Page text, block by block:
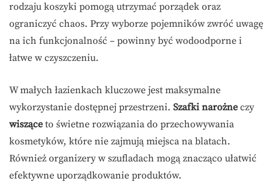
rodzaju koszyki pomogą utrzymać porządek oraz
ograniczyć chaos. Przy wyborze pojemników zwróć uwagę
na ich funkcjonalność – powinny być wodoodporne i
łatwe w czyszczeniu.
W małych łazienkach kluczowe jest maksymalne
wykorzystanie dostępnej przestrzeni. Szafki narożne czy
wiszące to świetne rozwiązania do przechowywania
kosmetyków, które nie zajmują miejsca na blatach.
Również organizery w szufladach mogą znacząco ułatwić
efektywne uporządkowanie produktów.